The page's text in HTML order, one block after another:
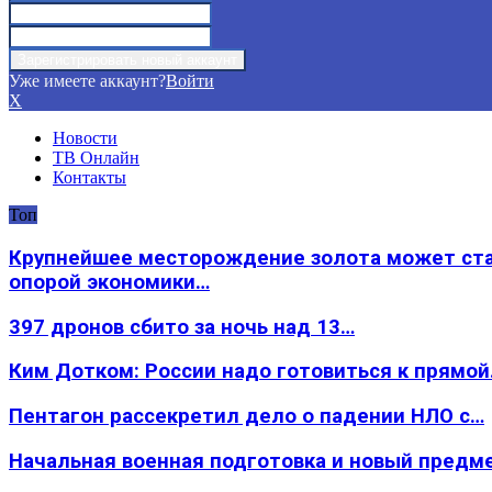
Уже имеете аккаунт?Войти
X
Новости
ТВ Онлайн
Контакты
Топ
Крупнейшее месторождение золота может
опорой экономики…
397 дронов сбито за ночь над 13…
Ким Дотком: России надо готовиться к
Пентагон рассекретил дело о падении НЛО с…
Начальная военная подготовка и новый